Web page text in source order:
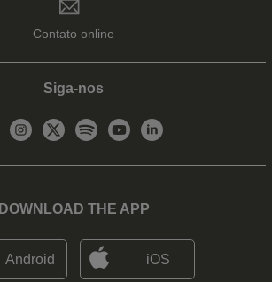
Contato online
Siga-nos
DOWNLOAD THE APP
Android iOS